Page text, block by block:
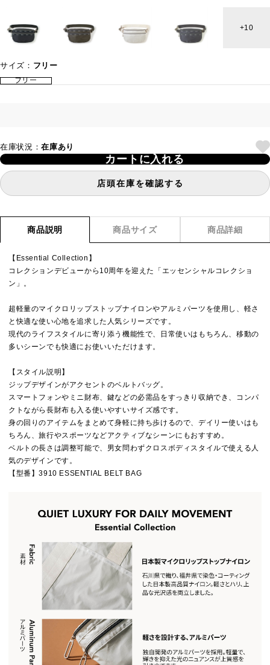
10
サイズ： フリー
フリー
在庫状況：在庫あり
カートに入れる
店頭在庫を確認する
商品説明 商品サイズ 商品詳細
【Essential Collection】
コレクションデビューから10周年を迎えた「エッセンシャルコレクショ
ン」。
超軽量のマイクロリップストップナイロンやアルミパーツを使用し、軽さ
と快適な使い心地を追求した人気シリーズです。
現代のライフスタイルに寄り添う機能性で、日常使いはもちろん、移動の
多いシーンでも快適にお使いいただけます。
【スタイル説明】
ジップデザインがアクセントのベルトバッグ。
スマートフォンやミニ財布、鍵などの必需品をすっきり収納でき、コンパ
クトながら長財布も入る使いやすいサイズ感です。
身の回りのアイテムをまとめて身軽に持ち歩けるので、デイリー使いはも
ちろん、旅行やスポーツなどアクティブなシーンにもおすすめ。
ベルトの長さは調整可能で、男女問わずクロスボディスタイルで使える人
気のデザインです。
【型番】3910 ESSENTIAL BELT BAG